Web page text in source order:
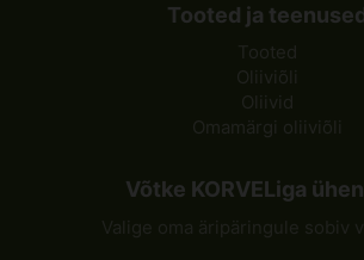
Tooted ja
Tooted
Oliiviõli
Oliivid
Omamärgi oliiviõli
Võtke KORVELiga